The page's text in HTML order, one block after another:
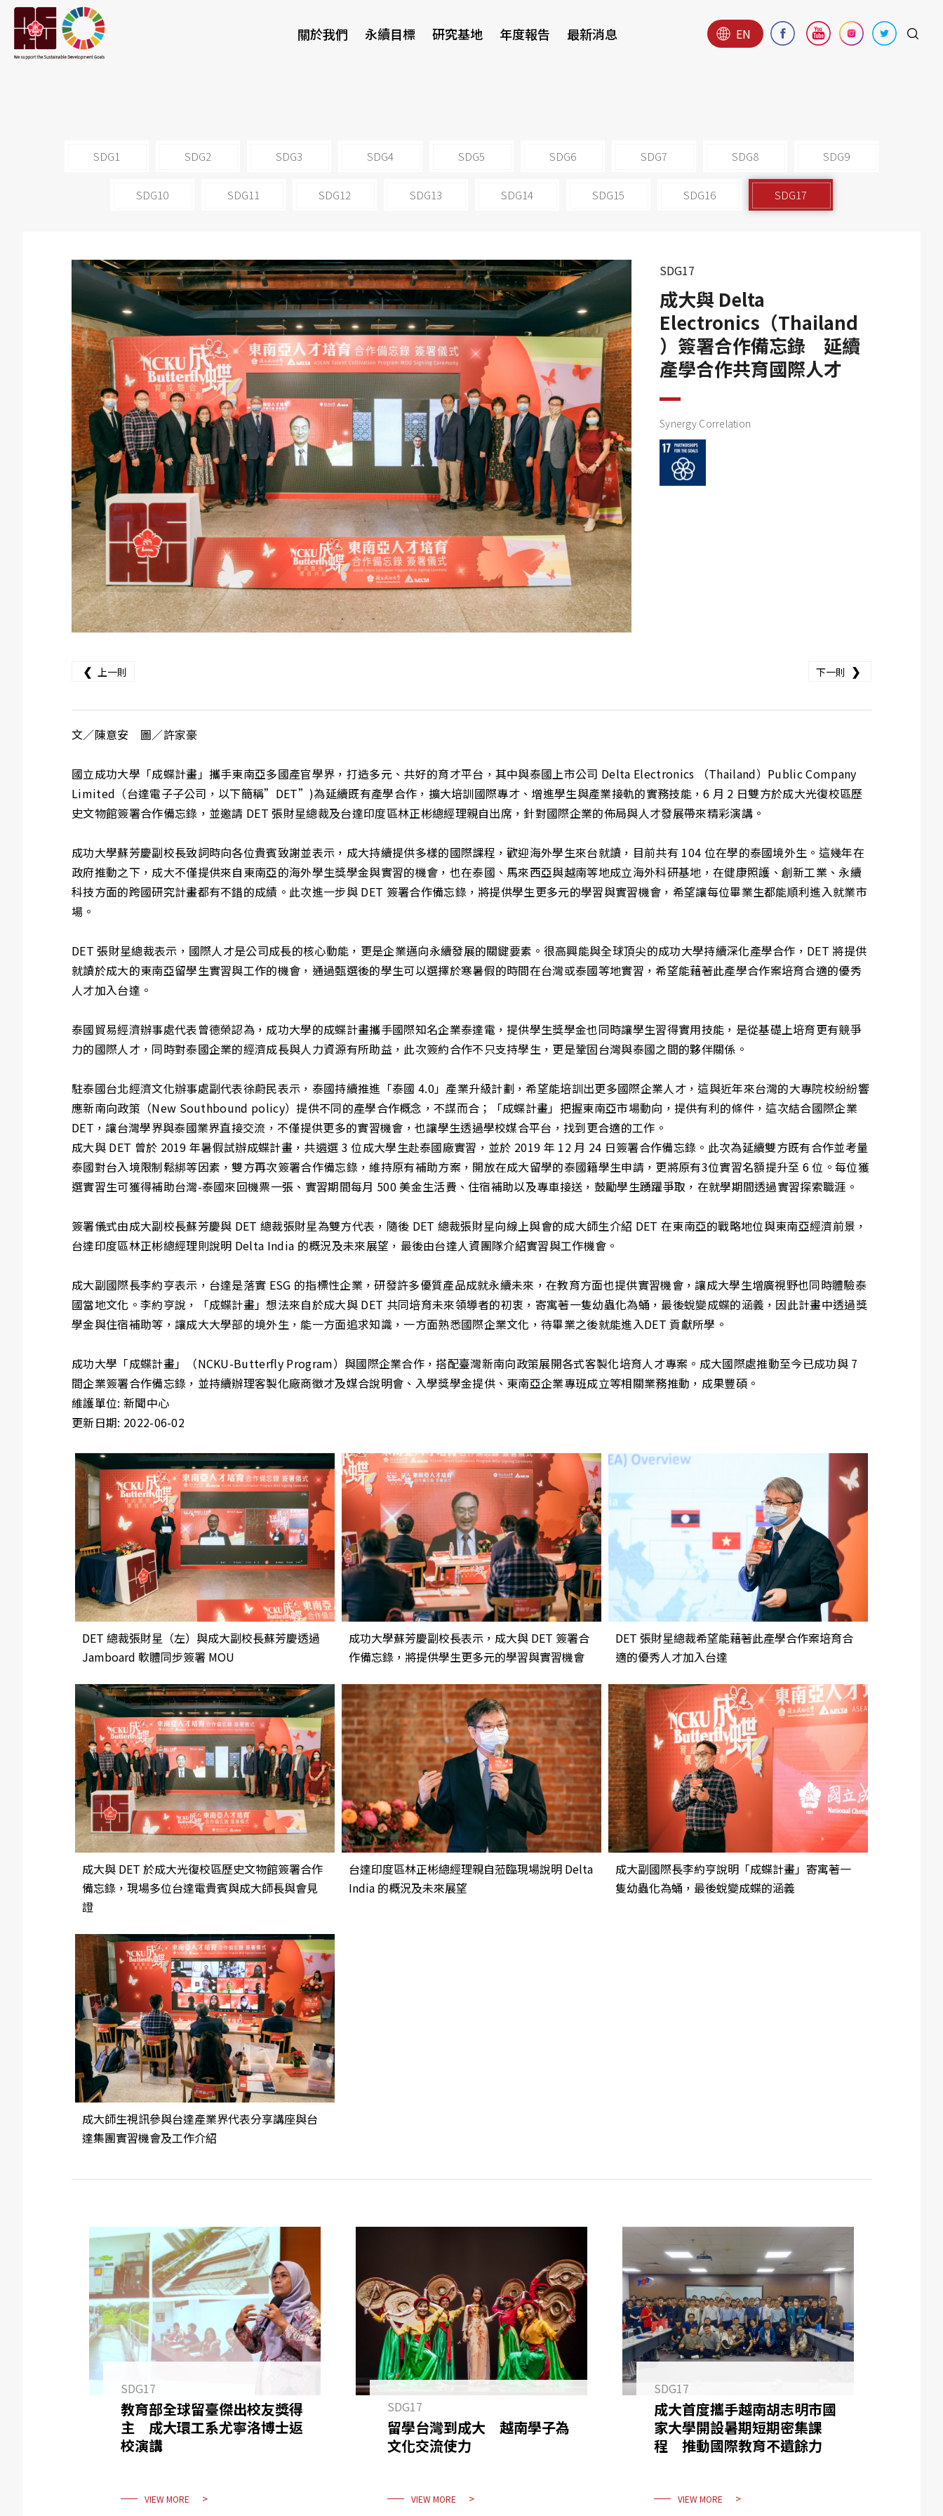
關於我們 永續目標 研究基地 年度報告 最新消息 EN
SDG1 SDG2 SDG3 SDG4 SDG5 SDG6 SDG7 SDG8 SDG9
SDG10 SDG11 SDG12 SDG13 SDG14 SDG15 SDG16 SDG17
SDG17
成大與 Delta
Electronics（Thailand
）簽署合作備忘錄 延續
產學合作共育國際人才
Synergy Correlation
❮ 上一則 下一則 ❯
文／陳意安 圖／許家豪
國立成功大學「成蝶計畫」攜手東南亞多國產官學界，打造多元、共好的育才平台，其中與泰國上市公司 Delta Electronics （Thailand）Public Company
Limited（台達電子子公司，以下簡稱”DET”)為延續既有產學合作，擴大培訓國際專才、增進學生與產業接軌的實務技能，6 月 2 日雙方於成大光復校區歷
史文物館簽署合作備忘錄，並邀請 DET 張財星總裁及台達印度區林正彬總經理親自出席，針對國際企業的佈局與人才發展帶來精彩演講。
成功大學蘇芳慶副校長致詞時向各位貴賓致謝並表示，成大持續提供多樣的國際課程，歡迎海外學生來台就讀，目前共有 104 位在學的泰國境外生。這幾年在
政府推動之下，成大不僅提供來自東南亞的海外學生獎學金與實習的機會，也在泰國、馬來西亞與越南等地成立海外科研基地，在健康照護、創新工業、永續
科技方面的跨國研究計畫都有不錯的成績。此次進一步與 DET 簽署合作備忘錄，將提供學生更多元的學習與實習機會，希望讓每位畢業生都能順利進入就業市
場。
DET 張財星總裁表示，國際人才是公司成長的核心動能，更是企業邁向永續發展的關鍵要素。很高興能與全球頂尖的成功大學持續深化產學合作，DET 將提供
就讀於成大的東南亞留學生實習與工作的機會，通過甄選後的學生可以選擇於寒暑假的時間在台灣或泰國等地實習，希望能藉著此產學合作案培育合適的優秀
人才加入台達。
泰國貿易經濟辦事處代表曾德榮認為，成功大學的成蝶計畫攜手國際知名企業泰達電，提供學生獎學金也同時讓學生習得實用技能，是從基礎上培育更有競爭
力的國際人才，同時對泰國企業的經濟成長與人力資源有所助益，此次簽約合作不只支持學生，更是鞏固台灣與泰國之間的夥伴關係。
駐泰國台北經濟文化辦事處副代表徐蔚民表示，泰國持續推進「泰國 4.0」產業升級計劃，希望能培訓出更多國際企業人才，這與近年來台灣的大專院校紛紛響
應新南向政策（New Southbound policy）提供不同的產學合作概念，不謀而合；「成蝶計畫」把握東南亞市場動向，提供有利的條件，這次結合國際企業
DET，讓台灣學界與泰國業界直接交流，不僅提供更多的實習機會，也讓學生透過學校媒合平台，找到更合適的工作。
成大與 DET 曾於 2019 年暑假試辦成蝶計畫，共遴選 3 位成大學生赴泰國廠實習，並於 2019 年 12 月 24 日簽署合作備忘錄。此次為延續雙方既有合作並考量
泰國對台入境限制鬆綁等因素，雙方再次簽署合作備忘錄，維持原有補助方案，開放在成大留學的泰國籍學生申請，更將原有3位實習名額提升至 6 位。每位獲
選實習生可獲得補助台灣-泰國來回機票一張、實習期間每月 500 美金生活費、住宿補助以及專車接送，鼓勵學生踴躍爭取，在就學期間透過實習探索職涯。
簽署儀式由成大副校長蘇芳慶與 DET 總裁張財星為雙方代表，隨後 DET 總裁張財星向線上與會的成大師生介紹 DET 在東南亞的戰略地位與東南亞經濟前景，
台達印度區林正彬總經理則說明 Delta India 的概況及未來展望，最後由台達人資團隊介紹實習與工作機會。
成大副國際長李約亨表示，台達是落實 ESG 的指標性企業，研發許多優質產品成就永續未來，在教育方面也提供實習機會，讓成大學生增廣視野也同時體驗泰
國當地文化。李約亨說，「成蝶計畫」想法來自於成大與 DET 共同培育未來領導者的初衷，寄寓著一隻幼蟲化為蛹，最後蛻變成蝶的涵義，因此計畫中透過獎
學金與住宿補助等，讓成大大學部的境外生，能一方面追求知識，一方面熟悉國際企業文化，待畢業之後就能進入DET 貢獻所學。
成功大學「成蝶計畫」（NCKU-Butterfly Program）與國際企業合作，搭配臺灣新南向政策展開各式客製化培育人才專案。成大國際處推動至今已成功與 7
間企業簽署合作備忘錄，並持續辦理客製化廠商徵才及媒合說明會、入學獎學金提供、東南亞企業專班成立等相關業務推動，成果豐碩。
維護單位: 新聞中心
更新日期: 2022-06-02
DET 總裁張財星（左）與成大副校長蘇芳慶透過
Jamboard 軟體同步簽署 MOU
成功大學蘇芳慶副校長表示，成大與 DET 簽署合
作備忘錄，將提供學生更多元的學習與實習機會
DET 張財星總裁希望能藉著此產學合作案培育合
適的優秀人才加入台達
成大與 DET 於成大光復校區歷史文物館簽署合作
備忘錄，現場多位台達電貴賓與成大師長與會見
證
台達印度區林正彬總經理親自蒞臨現場說明 Delta
India 的概況及未來展望
成大副國際長李約亨說明「成蝶計畫」寄寓著一
隻幼蟲化為蛹，最後蛻變成蝶的涵義
成大師生視訊參與台達產業界代表分享講座與台
達集團實習機會及工作介紹
SDG17
教育部全球留臺傑出校友獎得
主 成大環工系尤寧洛博士返
校演講
VIEW MORE
SDG17
留學台灣到成大 越南學子為
文化交流使力
VIEW MORE
SDG17
成大首度攜手越南胡志明市國
家大學開設暑期短期密集課
程 推動國際教育不遺餘力
VIEW MORE